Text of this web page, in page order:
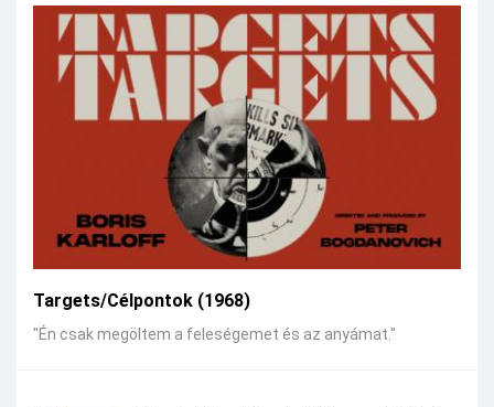
Targets/Célpontok (1968)
"Én csak megöltem a feleségemet és az anyámat."